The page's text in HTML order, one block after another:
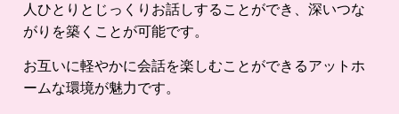
人ひとりとじっくりお話しすることができ、深いつな
がりを築くことが可能です。
お互いに軽やかに会話を楽しむことができるアットホ
ームな環境が魅力です。